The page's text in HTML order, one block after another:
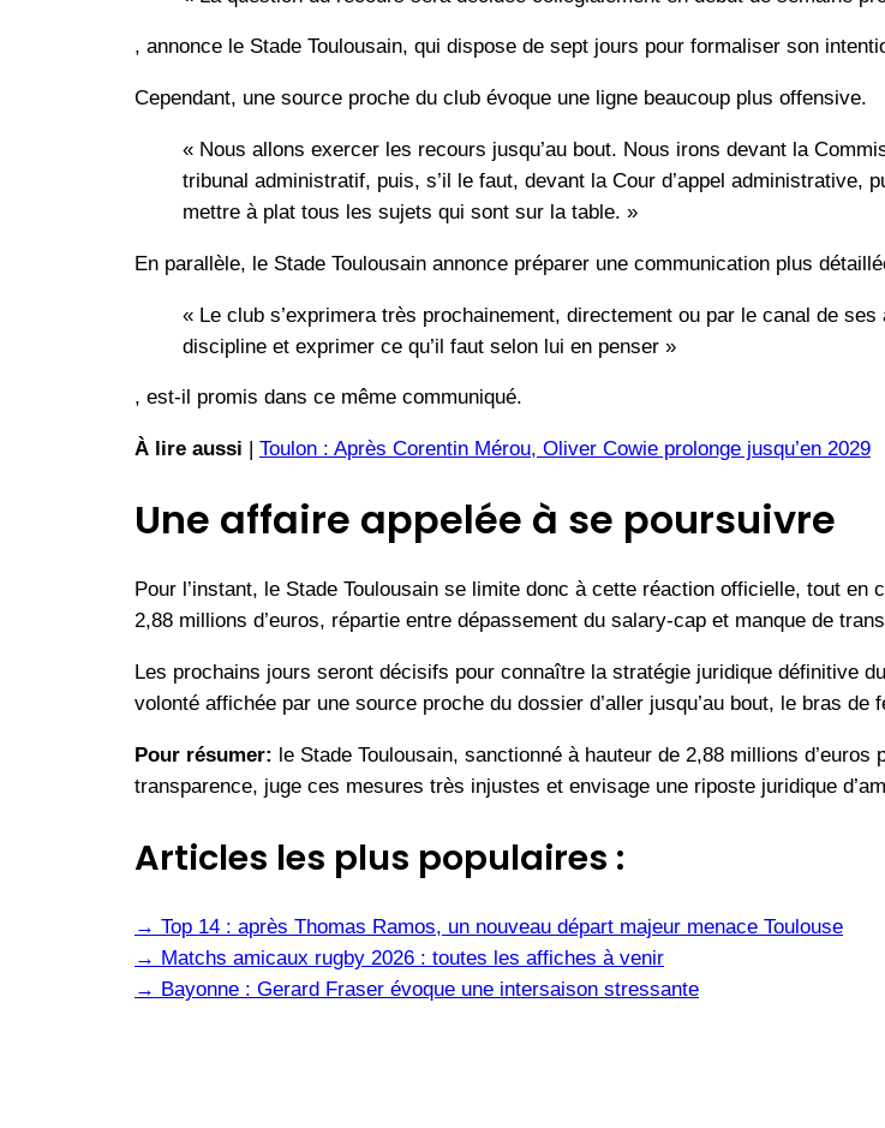
, annonce le Stade Toulousain, qui dispose de sept jours pour formaliser son
Cependant, une source proche du club évoque une ligne beaucoup plus offensive.
« Nous allons exercer les recours jusqu’au bout. Nous irons devant la
tribunal administratif, puis, s’il le faut, devant la Cour d’appel administrative,
mettre à plat tous les sujets qui sont sur la table. »
En parallèle, le Stade Toulousain annonce préparer une communication plus
« Le club s’exprimera très prochainement, directement ou par le canal de
discipline et exprimer ce qu’il faut selon lui en penser »
, est-il promis dans ce même communiqué.
À lire aussi Toulon : Après Corentin Mérou, Oliver Cowie prolonge jusqu’en 2029
Une affaire appelée à se poursuivre
Pour l’instant, le Stade Toulousain se limite donc à cette réaction officielle, tout
2,88 millions d’euros, répartie entre dépassement du salary-cap et manque de
Les prochains jours seront décisifs pour connaître la stratégie juridique définitive
volonté affichée par une source proche du dossier d’aller jusqu’au bout, le bras
Pour résumer: le Stade Toulousain, sanctionné à hauteur de 2,88 millions
transparence, juge ces mesures très injustes et envisage une riposte juridique
Articles les plus populaires :
→ Top 14 : après Thomas Ramos, un nouveau départ majeur menace Toulouse
→ Matchs amicaux rugby 2026 : toutes les affiches à venir
→ Bayonne : Gerard Fraser évoque une intersaison stressante